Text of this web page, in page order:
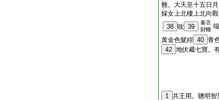
難。大天至十五日
婇女上北樓上北向
38 吱 39
秦言
財幢
黄金色髮紺 40 青
42 地伏藏七寶。
1 共王用。聰明